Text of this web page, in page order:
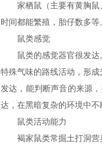
家栖鼠（主要有黄胸
时间都能繁殖，胎仔数多
鼠类感觉
鼠类的感觉器官很发
特殊气味的路线活动，形
发达，能判断声音的来源
达，在黑暗复杂的环境中
鼠类活动能力
褐家鼠类常掘土打洞